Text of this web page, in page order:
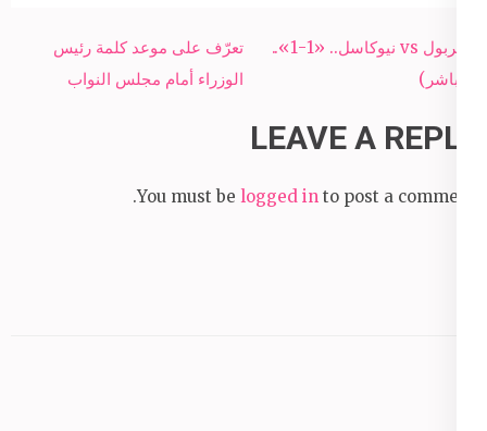
Post
navigation
تعرّف على موعد كلمة رئيس
الوزراء أمام مجلس النواب
ليفربول vs نيوكاسل.. «1-1»..
(مباشر)
LEAVE A REPLY
You must be logged in to post a comment.